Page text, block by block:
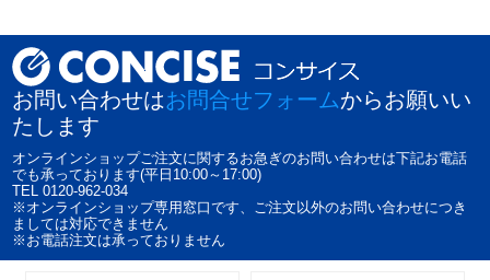
お問い合わせはお問合せフォームからお願いい
たします
オンラインショップご注文に関するお急ぎのお問い合わせは下記お電話
でも承っております(平日10:00～17:00)
TEL 0120-962-034
※オンラインショップ専用窓口です、ご注文以外のお問い合わせにつき
ましては対応できません
※お電話注文は承っておりません